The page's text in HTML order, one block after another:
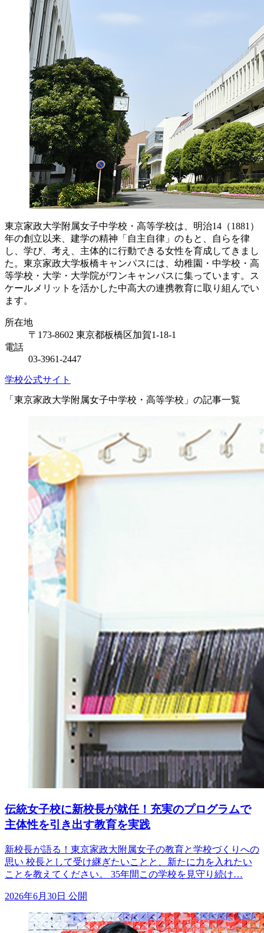
東京家政大学附属女子中学校・高等学校は、明治14（1881）
年の創立以来、建学の精神「自主自律」のもと、自らを律
し、学び、考え、主体的に行動できる女性を育成してきまし
た。東京家政大学板橋キャンパスには、幼稚園・中学校・高
等学校・大学・大学院がワンキャンパスに集っています。ス
ケールメリットを活かした中高大の連携教育に取り組んでい
ます。
所在地
〒173-8602 東京都板橋区加賀1-18-1
電話
03-3961-2447
学校公式サイト
「東京家政大学附属女子中学校・高等学校」の記事一覧
伝統女子校に新校長が就任！充実のプログラムで
主体性を引き出す教育を実践
新校長が語る！東京家政大附属女子の教育と学校づくりへの
思い 校長として受け継ぎたいことと、新たに力を入れたい
ことを教えてください。 35年間この学校を見守り続け…
2026年6月30日 公開